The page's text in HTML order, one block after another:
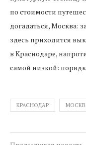
по стоимости
догадаться, Москва:
здесь приходится
в Краснодаре,
самой низкой:
КРАСНОДАР